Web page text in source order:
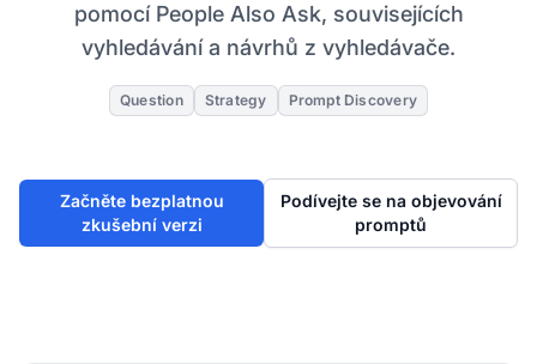
pomocí People Also Ask, souvisejících
vyhledávání a návrhů z vyhledávače.
Question Strategy Prompt Discovery
Začněte bezplatnou
zkušební verzi
Podívejte se na objevování
promptů